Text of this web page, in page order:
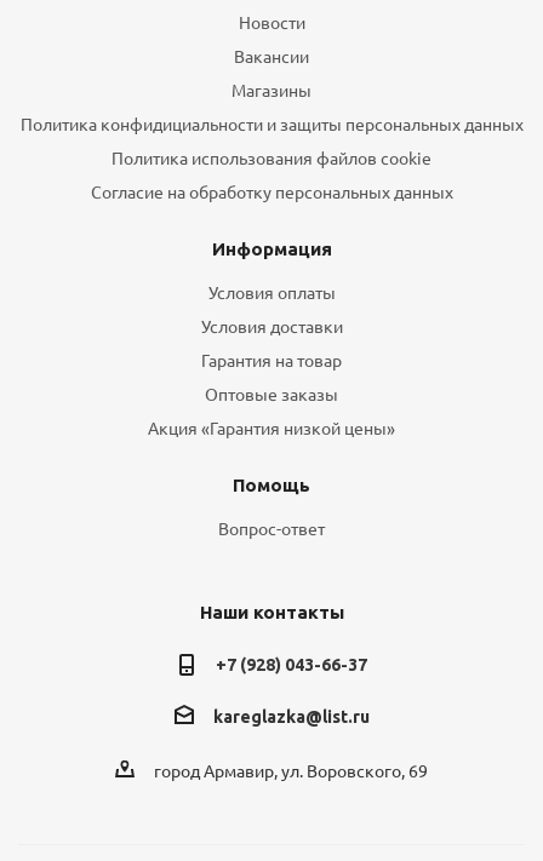
Новости
Вакансии
Магазины
Политика конфидициальности и защиты персональных данных
Политика использования файлов cookie
Согласие на обработку персональных данных
Информация
Условия оплаты
Условия доставки
Гарантия на товар
Оптовые заказы
Акция «Гарантия низкой цены»
Помощь
Вопрос-ответ
Наши контакты
+7 (928) 043-66-37
kareglazka@list.ru
город Армавир, ул. Воровского, 69